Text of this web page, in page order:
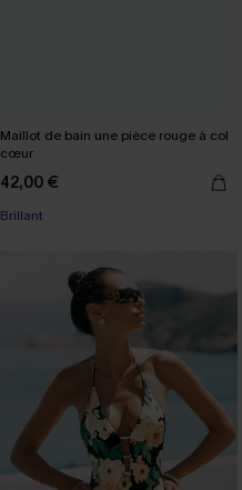
Maillot de bain une pièce rouge à col
cœur
42,00 €
Brillant